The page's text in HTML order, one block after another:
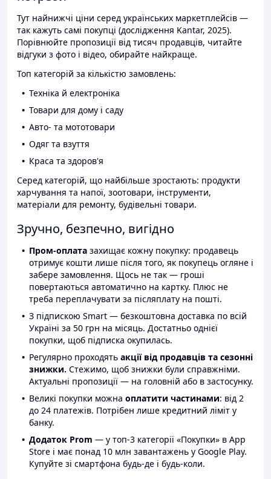
Тут найнижчі ціни серед українських маркетплейсів —
так кажуть самі покупці (дослідження Kantar, 2025).
Порівнюйте пропозиції від тисяч продавців, читайте
відгуки з фото і відео, обирайте найкраще.
Топ категорій за кількістю замовлень:
Техніка й електроніка
Товари для дому і саду
Авто- та мототовари
Одяг та взуття
Краса та здоров'я
Серед категорій, що найбільше зростають: продукти
харчування та напої, зоотовари, інструменти,
матеріали для ремонту, будівельні товари.
Зручно, безпечно, вигідно
Пром-оплата захищає кожну покупку: продавець
отримує кошти лише після того, як покупець огляне і
забере замовлення. Щось не так — гроші
повертаються автоматично на картку. Плюс не
треба переплачувати за післяплату на пошті.
З підпискою Smart — безкоштовна доставка по всій
Україні за 50 грн на місяць. Достатньо однієї
покупки, щоб підписка окупилась.
Регулярно проходять акції від продавців та сезонні
знижки. Стежимо, щоб знижки були справжніми.
Актуальні пропозиції — на головній або в застосунку.
Великі покупки можна оплатити частинами: від 2
до 24 платежів. Потрібен лише кредитний ліміт у
банку.
Додаток Prom — у топ-3 категорії «Покупки» в App
Store і має понад 10 млн завантажень у Google Play.
Купуйте зі смартфона будь-де і будь-коли.